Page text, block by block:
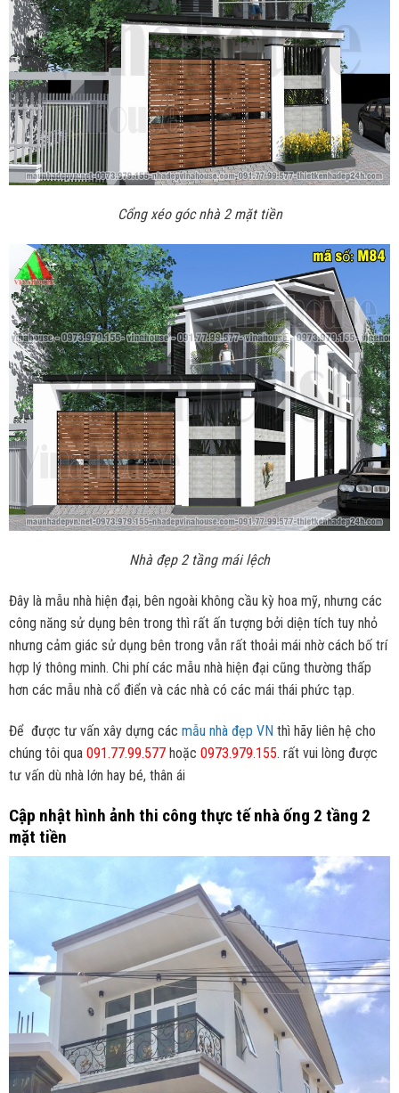
Cổng xéo góc nhà 2 mặt tiền
Nhà đẹp 2 tầng mái lệch
Đây là mẫu nhà hiện đại, bên ngoài không cầu kỳ hoa mỹ, nhưng các
công năng sử dụng bên trong thì rất ấn tượng bởi diện tích tuy nhỏ
nhưng cảm giác sử dụng bên trong vẫn rất thoải mái nhờ cách bố trí
hợp lý thông minh. Chi phí các mẫu nhà hiện đại cũng thường thấp
hơn các mẫu nhà cổ điển và các nhà có các mái thái phức tạp.
Để được tư vấn xây dựng các mẫu nhà đẹp VN thì hãy liên hệ cho
chúng tôi qua 091.77.99.577hoặc 0973.979.155. rất vui lòng được
tư vấn dù nhà lớn hay bé, thân ái
Cập nhật hình ảnh thi công thực tế nhà ống 2 tầng 2
mặt tiền